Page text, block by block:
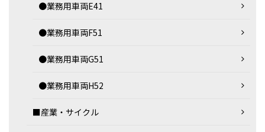
●業務用車両E41
●業務用車両F51
●業務用車両G51
●業務用車両H52
■産業・サイクル